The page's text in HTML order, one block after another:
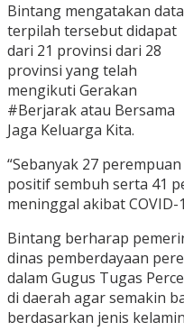
Bintang mengatakan data
terpilah tersebut didapat
dari 21 provinsi dari 28
provinsi yang telah
mengikuti Gerakan
#Berjarak atau Bersama
Jaga Keluarga Kita.
“Sebanyak 27
positif sembuh serta 41
meninggal akibat COVID-
Bintang berharap
dinas pemberdayaan
dalam Gugus Tugas
di daerah agar semakin
berdasarkan jenis